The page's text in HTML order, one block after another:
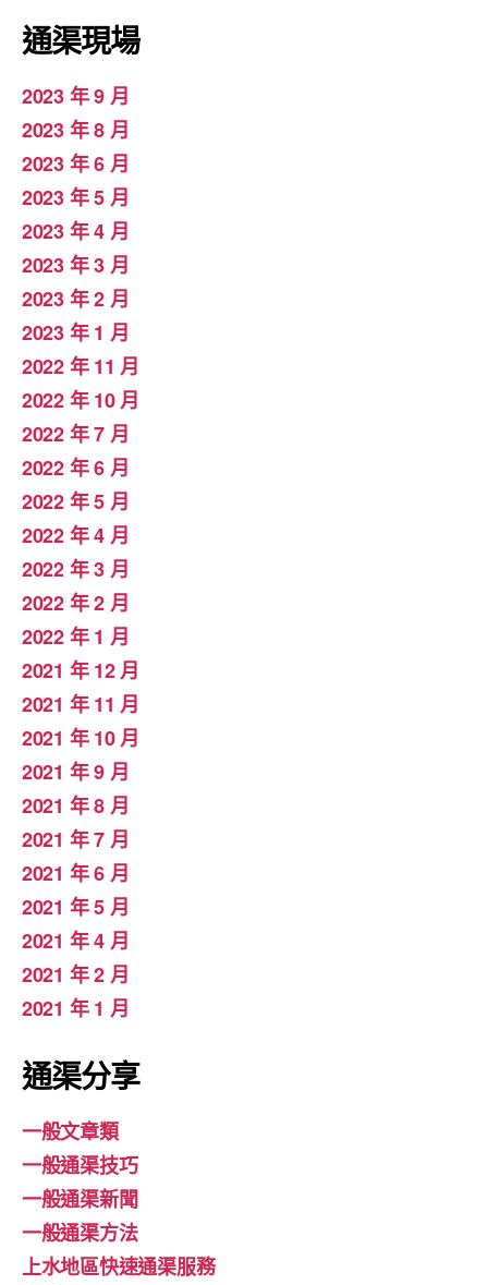
通渠現場
2023 年 9 月
2023 年 8 月
2023 年 6 月
2023 年 5 月
2023 年 4 月
2023 年 3 月
2023 年 2 月
2023 年 1 月
2022 年 11 月
2022 年 10 月
2022 年 7 月
2022 年 6 月
2022 年 5 月
2022 年 4 月
2022 年 3 月
2022 年 2 月
2022 年 1 月
2021 年 12 月
2021 年 11 月
2021 年 10 月
2021 年 9 月
2021 年 8 月
2021 年 7 月
2021 年 6 月
2021 年 5 月
2021 年 4 月
2021 年 2 月
2021 年 1 月
通渠分享
一般文章類
一般通渠技巧
一般通渠新聞
一般通渠方法
上水地區快速通渠服務